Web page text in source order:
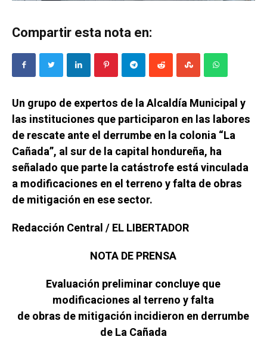
Compartir esta nota en:
Un grupo de expertos de la Alcaldía Municipal y
las instituciones que participaron en las labores
de rescate ante el derrumbe en la colonia “La
Cañada”, al sur de la capital hondureña, ha
señalado que parte la catástrofe está vinculada
a modificaciones en el terreno y falta de obras
de mitigación en ese sector.
Redacción Central / EL LIBERTADOR
NOTA DE PRENSA
Evaluación preliminar concluye que
modificaciones al terreno y falta
de obras de mitigación incidieron en derrumbe
de La Cañada